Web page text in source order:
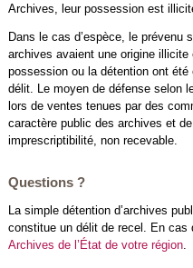
Archives, leur possession est
Dans le cas d’espèce, le prévenu
archives avaient une origine
possession ou la détention ont été
délit. Le moyen de défense selon
lors de ventes tenues par des
caractère public des archives et
imprescriptibilité, non recevable.
Questions ?
La simple détention d’archives
constitue un délit de recel. En cas
Archives de l’État de votre région.